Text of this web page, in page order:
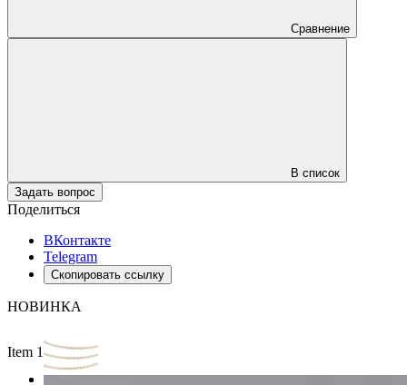
Сравнение
В список
Задать вопрос
Поделиться
ВКонтакте
Telegram
Скопировать ссылку
НОВИНКА
Item 1 of 2